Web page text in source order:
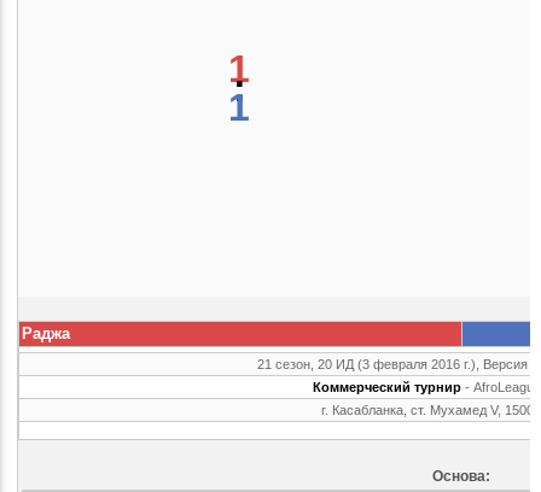
1
:
1
Раджа
21 сезон, 20 ИД (3 февраля 2016 г.), Версия
Коммерческий турнир-
г. Касабланка, ст. Мухамед V,
Основа: